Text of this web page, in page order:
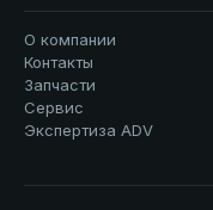
О компании
Контакты
Запчасти
Сервис
Экспертиза ADV